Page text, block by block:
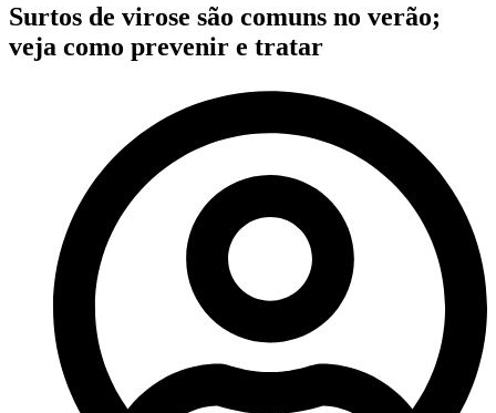
Surtos de virose são comuns no verão;
veja como prevenir e tratar